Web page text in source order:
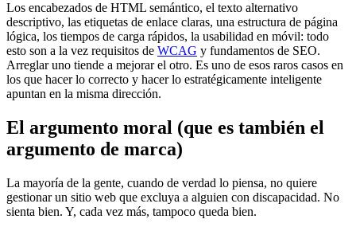
Los encabezados de HTML semántico, el texto alternativo
descriptivo, las etiquetas de enlace claras, una estructura de página
lógica, los tiempos de carga rápidos, la usabilidad en móvil: todo
esto son a la vez requisitos de WCAG y fundamentos de SEO.
Arreglar uno tiende a mejorar el otro. Es uno de esos raros casos en
los que hacer lo correcto y hacer lo estratégicamente inteligente
apuntan en la misma dirección.
El argumento moral (que es también el
argumento de marca)
La mayoría de la gente, cuando de verdad lo piensa, no quiere
gestionar un sitio web que excluya a alguien con discapacidad. No
sienta bien. Y, cada vez más, tampoco queda bien.